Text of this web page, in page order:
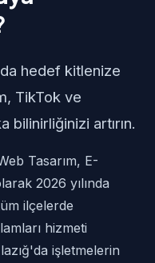
hedef kitlenize
TikTok ve
bilinirliğinizi artırın.
Tasarım, E-
2026 yılında
ilçelerde
hizmeti
işletmelerin